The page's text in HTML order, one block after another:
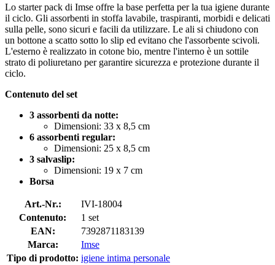
Lo starter pack di Imse offre la base perfetta per la tua igiene durante
il ciclo. Gli assorbenti in stoffa lavabile, traspiranti, morbidi e delicati
sulla pelle, sono sicuri e facili da utilizzare. Le ali si chiudono con
un bottone a scatto sotto lo slip ed evitano che l'assorbente scivoli.
L'esterno è realizzato in cotone bio, mentre l'interno è un sottile
strato di poliuretano per garantire sicurezza e protezione durante il
ciclo.
Contenuto del set
3 assorbenti da notte:
Dimensioni: 33 x 8,5 cm
6 assorbenti regular:
Dimensioni: 25 x 8,5 cm
3 salvaslip:
Dimensioni: 19 x 7 cm
Borsa
Art.-Nr.:
IVI-18004
Contenuto:
1 set
EAN:
7392871183139
Marca:
Imse
Tipo di prodotto: igiene intima personale